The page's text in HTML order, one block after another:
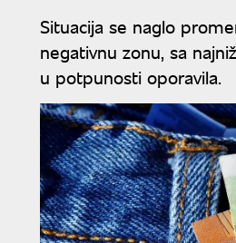
Situacija se naglo
negativnu zonu, sa
u potpunosti oporavila.